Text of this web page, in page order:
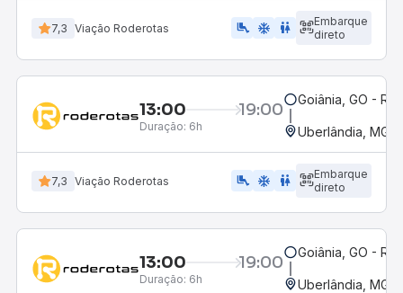
7,3 Viação Roderotas airline_seat_legroom_extra ac_unit WC
Embarque
direto
13:00 19:00
Duração: 6h
Goiânia, GO -
Uberlândia, MG -
7,3 Viação Roderotas airline_seat_legroom_extra ac_unit wc
Embarque
direto
13:00 19:00
Duração: 6h
Goiânia, GO -
Uberlândia, MG -